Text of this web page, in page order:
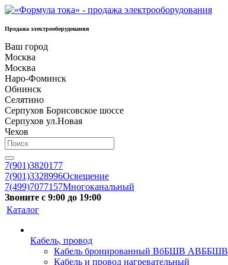
Продажа электрооборудования
Ваш город
Москва
Москва
Наро-Фоминск
Обнинск
Селятино
Серпухов Борисовское шоссе
Серпухов ул.Новая
Чехов
7(901)3820177
7(901)3328996Освещение
7(499)7077157Многоканальный
Звоните с 9:00 до 19:00
Каталог
Кабель, провод
Кабель бронированный ВбБШВ АВББШВ
Кабель и провод нагревательный